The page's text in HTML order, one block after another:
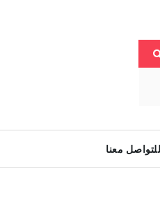
للتواصل معنا